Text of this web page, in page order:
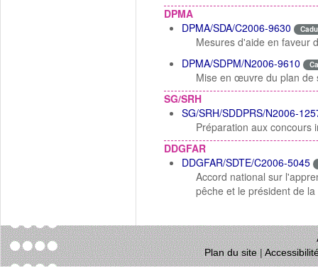
DPMA
DPMA/SDA/C2006-9630
Mesures d'aide en faveur
DPMA/SDPM/N2006-9610
Mise en œuvre du plan de
SG/SRH
SG/SRH/SDDPRS/N2006-
Préparation aux concours
DDGFAR
DDGFAR/SDTE/C2006-5045
Accord national sur
pêche et le président de
Plan du site|